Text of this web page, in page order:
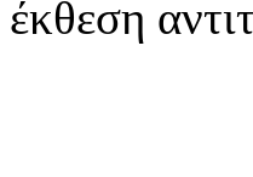
έκθεση